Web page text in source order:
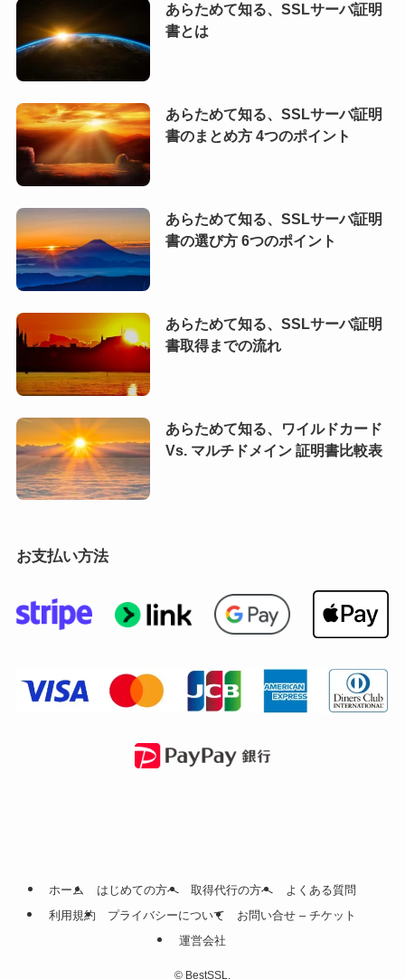
あらためて知る、SSLサーバ証明
書とは
あらためて知る、SSLサーバ証明
書のまとめ方 4つのポイント
あらためて知る、SSLサーバ証明
書の選び方 6つのポイント
あらためて知る、SSLサーバ証明
書取得までの流れ
あらためて知る、ワイルドカード
Vs. マルチドメイン 証明書比較表
お支払い方法
ホーム はじめての方へ 取得代行の方へ
よくある質問
利用規約
プライバシーについて
お問い合せ – チケット
運営会社
© BestSSL.